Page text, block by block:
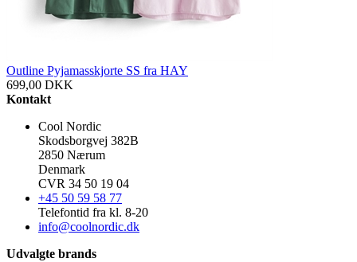
Outline Pyjamasskjorte SS fra HAY
699,00 DKK
Kontakt
Cool Nordic
Skodsborgvej 382B
2850 Nærum
Denmark
CVR 34 50 19 04
+45 50 59 58 77
Telefontid fra kl. 8-20
info@coolnordic.dk
Udvalgte brands